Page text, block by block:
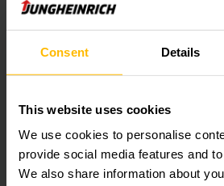
Consent Details
This website uses cookies
We use cookies to personalise
provide social media features and
We also share information about
Selecionadora vertical